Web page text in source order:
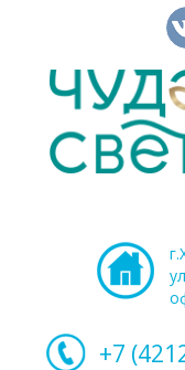
+7